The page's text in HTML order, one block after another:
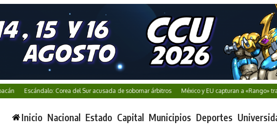
Escándalo: Corea del Sur acusada de sobornar árbitros México y EU capturan a «Rango» tras
Inicio Nacional Estado Capital Municipios Deportes